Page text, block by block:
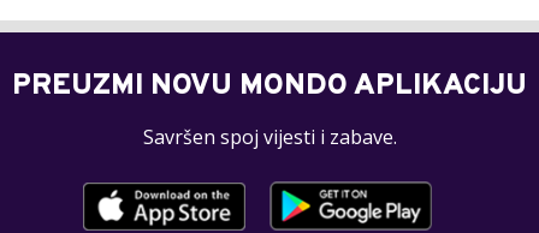
PREUZMI NOVU MONDO APLIKACIJU
Savršen spoj vijesti i zabave.